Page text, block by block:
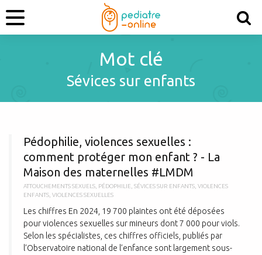
Mot clé
Sévices sur enfants
Pédophilie, violences sexuelles :
comment protéger mon enfant ? - La
Maison des maternelles #LMDM
ATTOUCHEMENTS SEXUELS PÉDOPHILIE SÉVICES SUR ENFANTS VIOLENCES
ENFANTS VIOLENCES SEXUELLES
Les chiffres En 2024, 19 700 plaintes ont été déposées
pour violences sexuelles sur mineurs dont 7 000 pour viols.
Selon les spécialistes, ces chiffres officiels, publiés par
l’Observatoire national de l’enfance sont largement sous-